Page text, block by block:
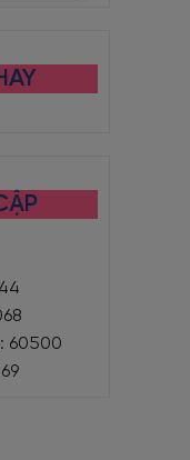
60500